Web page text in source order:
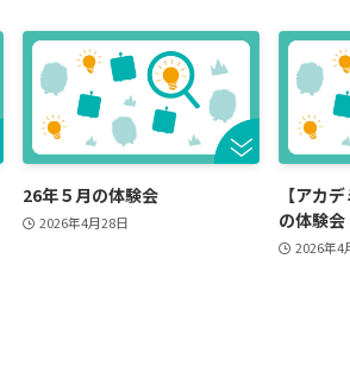
26年５月の体験会
2026年4月28日
【アカ
の体験会
2026年4